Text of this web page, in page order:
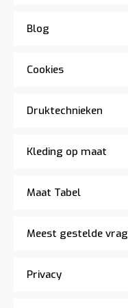
Blog
Cookies
Druktechnieken
Kleding op maat
Maat Tabel
Meest gestelde
Privacy